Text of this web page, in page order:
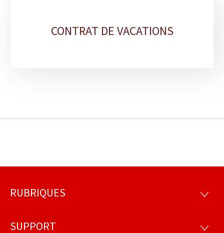
CONTRAT DE VACATIONS
Fousszeil
RUBRIQUES
SUPPORT